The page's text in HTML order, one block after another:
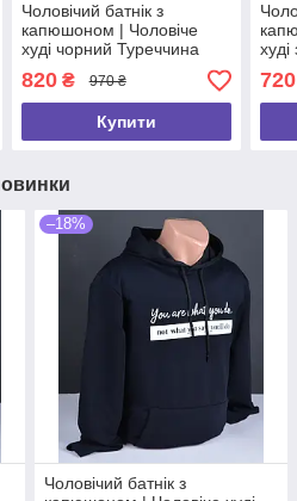
Чоловічий батнік з
капюшоном | Чоловіче
худі чорний Туреччина
6204
820₴ 970 ₴
Купити
6115
720
–18%
Чоловічий батнік з